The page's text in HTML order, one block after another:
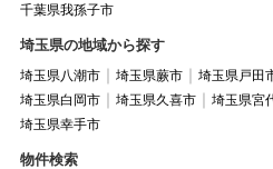
千葉県我孫子市
埼玉県の地域から探す
埼玉県八潮市 埼玉県蕨市 埼玉県戸田
埼玉県白岡市
埼玉県久喜市 埼玉県宮
埼玉県幸手市
物件検索